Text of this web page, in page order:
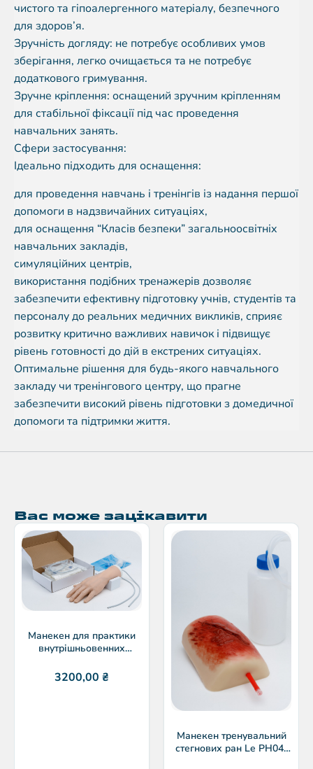
чистого та гіпоалергенного матеріалу, безпечного
для здоров’я.
Зручність догляду: не потребує особливих умов
зберігання, легко очищається та не потребує
додаткового гримування.
Зручне кріплення: оснащений зручним кріпленням
для стабільної фіксації під час проведення
навчальних занять.
Сфери застосування:
Ідеально підходить для оснащення:
для проведення навчань і тренінгів із надання першої
допомоги в надзвичайних ситуаціях,
для оснащення “Класів безпеки” загальноосвітніх
навчальних закладів,
симуляційних центрів,
використання подібних тренажерів дозволяє
забезпечити ефективну підготовку учнів, студентів та
персоналу до реальних медичних викликів, сприяє
розвитку критично важливих навичок і підвищує
рівень готовності до дій в екстрених ситуаціях.
Оптимальне рішення для будь-якого навчального
закладу чи тренінгового центру, що прагне
забезпечити високий рівень підготовки з домедичної
допомоги та підтримки життя.
Вас може зацікавити
Манекен для практики
внутрішньовенних
3200,00 ₴
Манекен тренувальний
стегнових ран Le PH04-